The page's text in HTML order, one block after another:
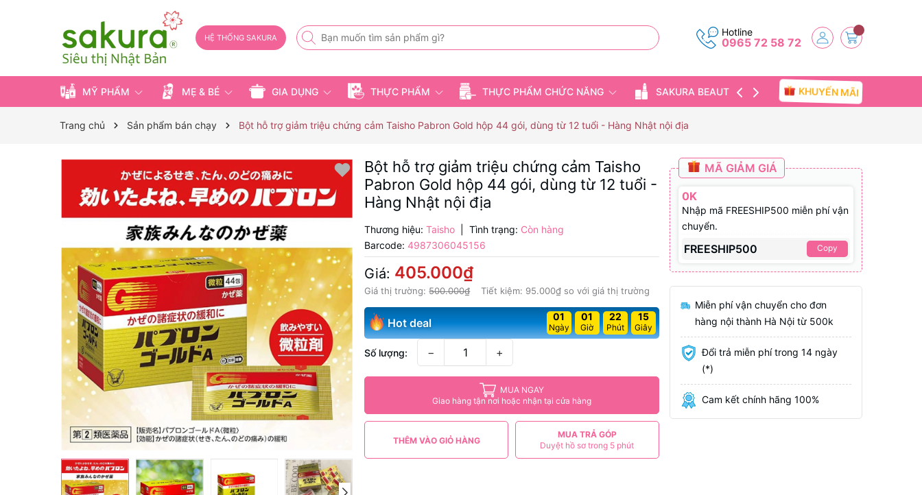
HỆ THỐNG SAKURA Hotline
0965 72 58 72
MỸ PHẨM MẸ & BÉ GIA DỤNG THỰC PHẨM THỰC PHẨM CHỨC NĂNG SAKURA BEAUTY TIN TỨC
KHUYẾN MÃI
Trang chủ Sản phẩm bán chạy Bột hỗ trợ giảm triệu chứng cảm Taisho Pabron Gold hộp 44 gói, dùng từ 12 tuổi - Hàng Nhật nội địa
Bột hỗ trợ giảm triệu chứng cảm Taisho
Pabron Gold hộp 44 gói, dùng từ 12 tuổi -
Hàng Nhật nội địa
Thương hiệu: Taisho Tình trạng: Còn hàng
Barcode: 4987306045156
Giá: 405.000₫
Giá thị trường:500.000₫ Tiết kiệm: 95.000₫ so với giá thị trường
Hot deal 01
Ngày
01
Giờ
22
Phút
14
Giây
Số lượng: − +
MUA NGAY
Giao hàng tận nơi hoặc nhận tại cửa hàng
THÊM VÀO GIỎ HÀNG
MUA TRẢ GÓP
Duyệt hồ sơ trong 5 phút
MÃ GIẢM GIÁ
0K
Nhập mã FREESHIP500 miễn phí vận
chuyển.
FREESHIP500 Copy
Miễn phí vận chuyển cho đơn
hàng nội thành Hà Nội từ 500k
Đổi trả miễn phí trong 14 ngày
(*)
Cam kết chính hãng 100%